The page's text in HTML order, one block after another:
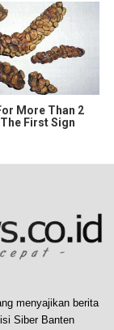
More Than 2
First Sign
menyajikan berita
Siber Banten